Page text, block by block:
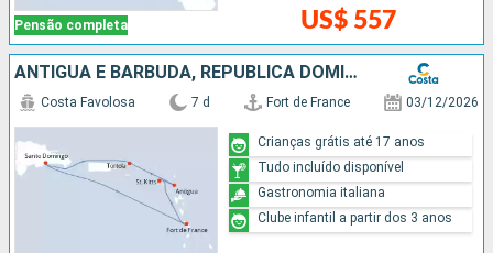
Pensão completa US$ 557
ANTIGUA E BARBUDA, REPUBLICA DOMINICANA
Costa Favolosa 7 d Fort de France 03/12/2026
Crianças grátis até 17 anos
Tudo incluído disponível
Gastronomia italiana
Clube infantil a partir dos 3 anos